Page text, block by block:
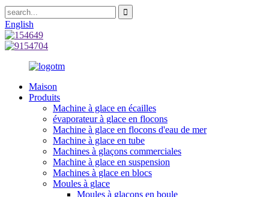
English
Maison
Produits
Machine à glace en écailles
évaporateur à glace en flocons
Machine à glace en flocons d'eau de mer
Machine à glace en tube
Machines à glaçons commerciales
Machine à glace en suspension
Machines à glace en blocs
Moules à glace
Moules à glaçons en boule